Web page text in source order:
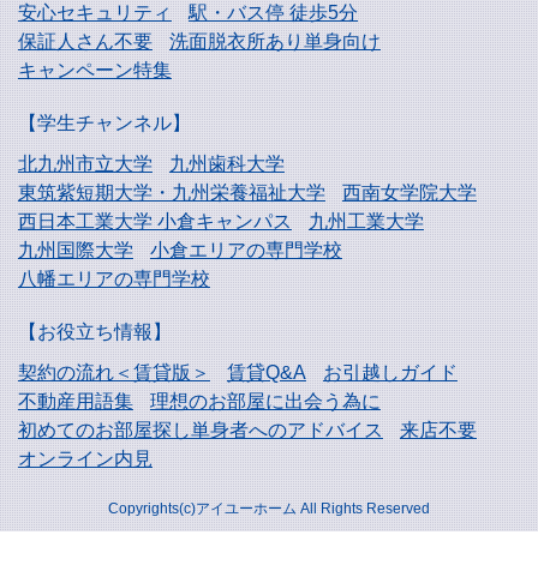
安心セキュリティ
駅・バス停 徒歩5分
保証人さん不要
洗面脱衣所あり単身向け
キャンペーン特集
【学生チャンネル】
北九州市立大学
九州歯科大学
東筑紫短期大学・九州栄養福祉大学
西南女学院大学
西日本工業大学小倉キャンパス
九州工業大学
九州国際大学
小倉エリアの専門学校
八幡エリアの専門学校
【お役立ち情報】
契約の流れ＜賃貸版＞
賃貸Q&A
お引越しガイド
不動産用語集
理想のお部屋に出会う為に
初めてのお部屋探し単身者へのアドバイス
来店不要
オンライン内見
Copyrights(c)アイユーホーム All Rights Reserved